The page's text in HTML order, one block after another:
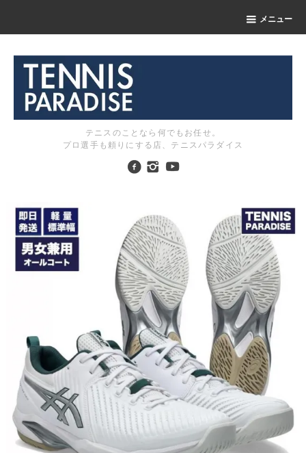
メニュー
テニスのことなら何でもお任せ。
プロ選手も頼りにする店、テニスパラダイス